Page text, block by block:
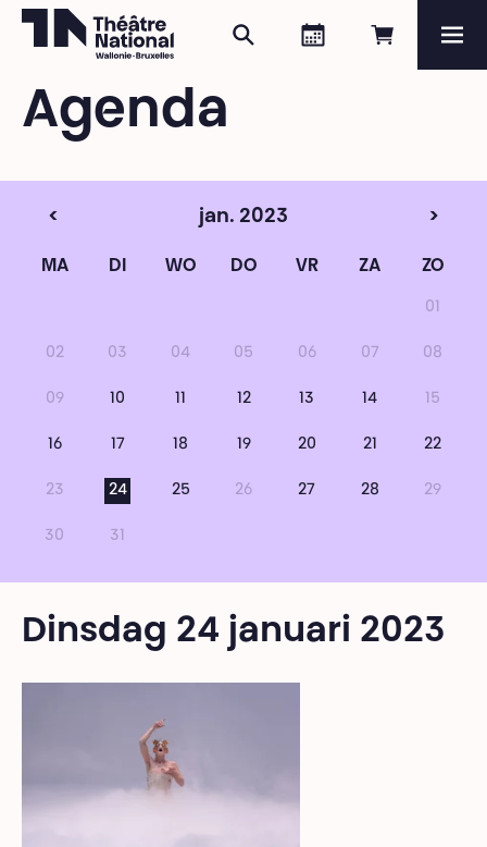
Online
Agenda
Zoeken
Agenda
< jan. 2023 >
MA DI WO DO VR ZA ZO
01
02 03 04 05 06 07 08
09 10 11 12 13 14 15
16 17 18 19 20 21 22
23 24 25 26 27 28 29
30 31
Dinsdag 24 januari 2023